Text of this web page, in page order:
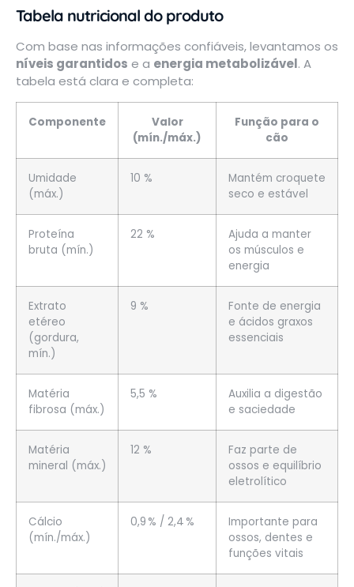
Tabela nutricional do produto
Com base nas informações confiáveis, levantamos os
níveis garantidos e a energia metabolizável. A
tabela está clara e completa:
Componente
Valor
(mín./máx.)
Função para o
cão
Umidade
(máx.)
10 %
Mantém croquete
seco e estável
Proteína
bruta (mín.)
22 %
Ajuda a manter
os músculos e
energia
Extrato
etéreo
(gordura,
mín.)
9 %
Fonte de energia
e ácidos graxos
essenciais
Matéria
fibrosa (máx.)
5,5 %
Auxilia a digestão
e saciedade
Matéria
mineral (máx.)
12 %
Faz parte de
ossos e equilíbrio
eletrolítico
Cálcio
(mín./máx.)
0,9 % / 2,4 %
Importante para
ossos, dentes e
funções vitais